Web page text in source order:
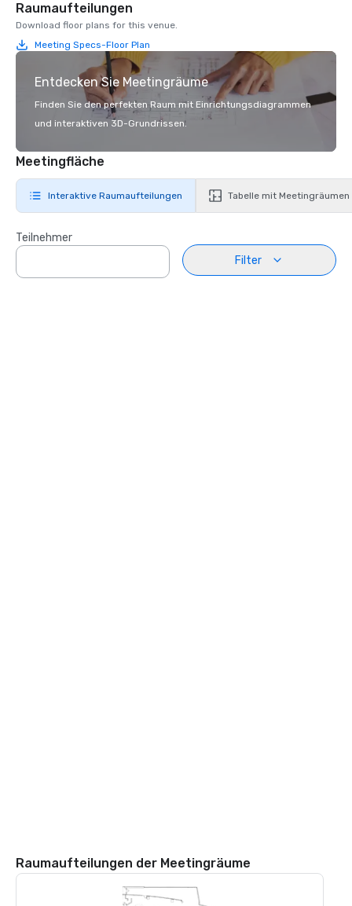
Raumaufteilungen
Download floor plans for this venue.
Meeting Specs-Floor Plan
Entdecken Sie Meetingräume
Finden Sie den perfekten Raum mit Einrichtungsdiagrammen
und interaktiven 3D-Grundrissen.
Meetingfläche
Interaktive Raumaufteilungen Tabelle mit Meetingräumen
Teilnehmer
Filter
Raumaufteilungen der Meetingräume